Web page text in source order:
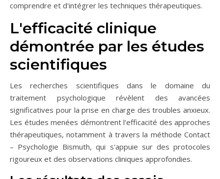
comprendre et d'intégrer les techniques thérapeutiques.
L'efficacité clinique
démontrée par les études
scientifiques
Les recherches scientifiques dans le domaine du
traitement psychologique révèlent des avancées
significatives pour la prise en charge des troubles anxieux.
Les études menées démontrent l'efficacité des approches
thérapeutiques, notamment à travers la méthode Contact
– Psychologie Bismuth, qui s'appuie sur des protocoles
rigoureux et des observations cliniques approfondies.